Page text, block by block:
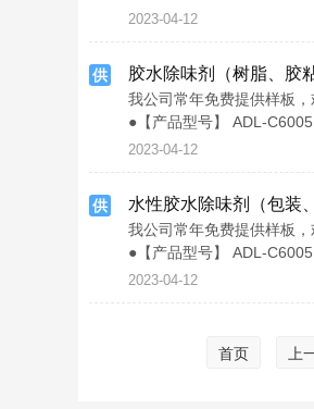
2023-04-12
供 胶水除味剂（树脂、胶
我公司常年免费提供样板
●【产品型号】 ADL-
2023-04-12
供 水性胶水除味剂（包装
我公司常年免费提供样板
●【产品型号】 ADL-
2023-04-12
首页 上